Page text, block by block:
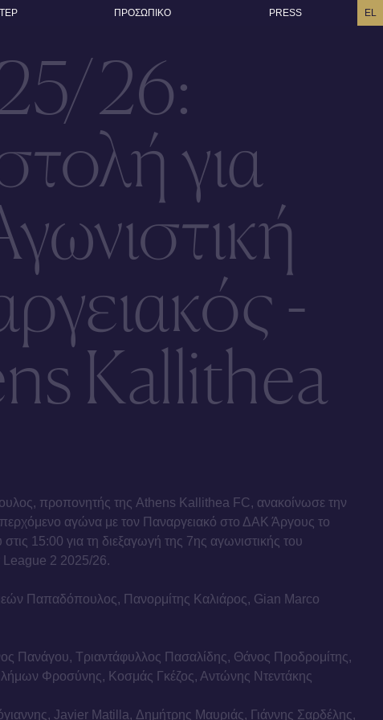
ΠΡΟΣΩΠΙΚO PRESS EL
26:
για
-
Kallithea
προπονητής της Athens Kallithea FC, ανακοίνωσε την
αγώνα με τον Παναργειακό στο ΔΑΚ Άργους το
15:00 για τη διεξαγωγή της 7ης αγωνιστικής του
2 2025/26.
Παπαδόπουλος, Πανορμίτης Καλιάρος, Gian Marco
Πανάγου, Τριαντάφυλλος Πασαλίδης, Θάνος Προδρομίτης,
Φροσύνης, Κοσμάς Γκέζος, Αντώνης Ντεντάκης
Javier Matilla, Δημήτρης Μαυριάς, Γιάννης Σαρδέλης,